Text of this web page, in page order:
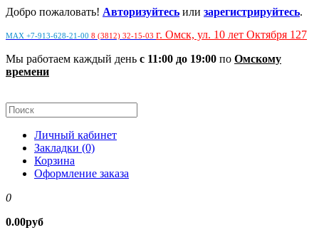
Добро пожаловать! Авторизуйтесь или зарегистрируйтесь.
MAX +7-913-628-21-00 8 (3812) 32-15-03 г. Омск, ул. 10 лет Октября 127
Мы работаем каждый день с 11:00 до 19:00 по Омскому
времени
Личный кабинет
Закладки (0)
Корзина
Оформление заказа
0
0.00руб